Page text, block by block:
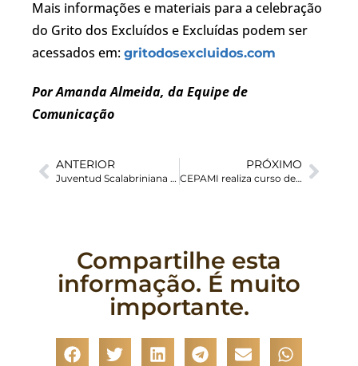
Mais informações e materiais para a celebração
do Grito dos Excluídos e Excluídas podem ser
acessados em: gritodosexcluidos.com
Por Amanda Almeida, da Equipe de
Comunicação
ANTERIOR
Juventud Scalabriniana se reunió em Ibarra/EC
PRÓXIMO
CEPAMI realiza curso de formação para animadores da Pastoral das Migrações
Compartilhe esta
informação. É muito
importante.